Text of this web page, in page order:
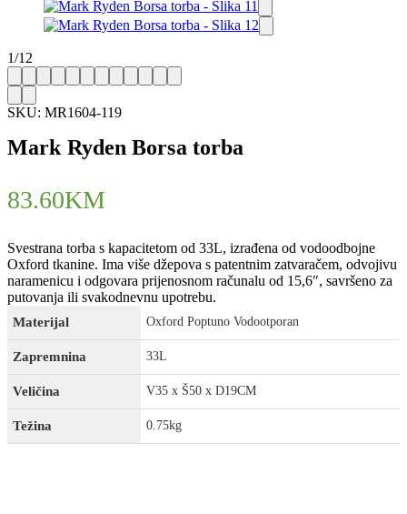
1/12
SKU: MR1604-119
Mark Ryden Borsa torba
83.60KM
Svestrana torba s kapacitetom od 33L, izrađena od vodoodbojne
Oxford tkanine. Ima više džepova s ​​patentnim zatvaračem, odvojivu
naramenicu i odgovara prijenosnom računalu od 15,6″, savršeno za
putovanja ili svakodnevnu upotrebu.
Materijal Oxford Poptuno Vodootporan
Zapremnina 33L
Veličina V35 x Š50 x D19CM
Težina 0.75kg